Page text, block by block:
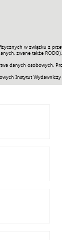
w związku z
zwane także RODO).
danych osobowych.
Instytut Wydawniczy
Wideo